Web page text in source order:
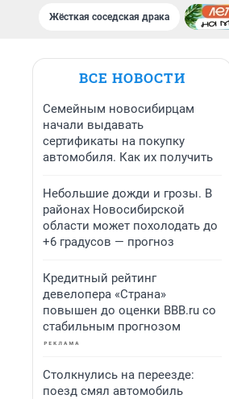
Жёсткая соседская драка
ВСЕ НОВОСТИ
Семейным новосибирцам
начали выдавать
сертификаты на покупку
автомобиля. Как их получить
Небольшие дожди и грозы. В
районах Новосибирской
области может похолодать до
+6 градусов — прогноз
Кредитный рейтинг
девелопера «Страна»
повышен до оценки BBB.ru со
стабильным прогнозом
Столкнулись на переезде:
поезд смял автомобиль